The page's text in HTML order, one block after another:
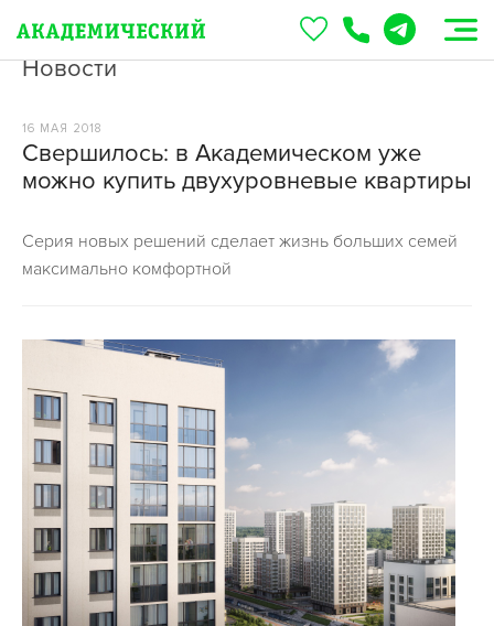
Новости
16 МАЯ 2018
Свершилось: в Академическом уже
можно купить двухуровневые квартиры
Серия новых решений сделает жизнь больших семей
максимально комфортной